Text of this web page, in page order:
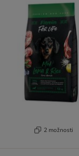
2 možnosti